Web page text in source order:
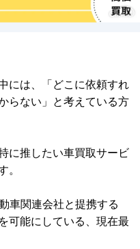
には、「どこに依頼すれ
らない」と考えている方
に推したい車買取サービ
。
車関連会社と提携する
可能にしている、現在最